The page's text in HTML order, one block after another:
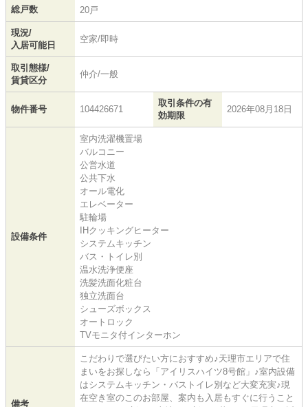
総戸数 20戸
現況/
入居可能日
空家/即時
取引態様/
賃貸区分
仲介/一般
物件番号 104426671
取引条件の有
効期限
2026年08月18日
設備条件
室内洗濯機置場
バルコニー
公営水道
公共下水
オール電化
エレベーター
駐輪場
IHクッキングヒーター
システムキッチン
バス・トイレ別
温水洗浄便座
洗髪洗面化粧台
独立洗面台
シューズボックス
オートロック
TVモニタ付インターホン
備考
こだわりで選びたい方におすすめ♪天理市エリアで住
まいをお探しなら「アイリスハイツ8号館」♪室内設備
はシステムキッチン・バストイレ別など大変充実♪現
在空き室のこのお部屋、案内も入居もすぐに行うこと